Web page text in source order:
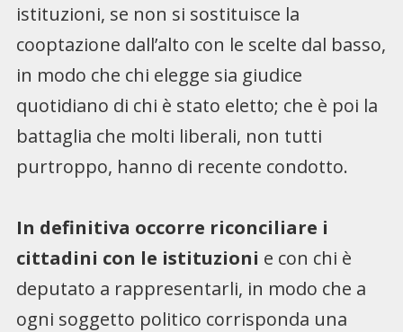
istituzioni, se non si sostituisce la
cooptazione dall’alto con le scelte dal basso,
in modo che chi elegge sia giudice
quotidiano di chi è stato eletto; che è poi la
battaglia che molti liberali, non tutti
purtroppo, hanno di recente condotto.
In definitiva occorre riconciliare i
cittadini con le istituzioni e con chi è
deputato a rappresentarli, in modo che a
ogni soggetto politico corrisponda una